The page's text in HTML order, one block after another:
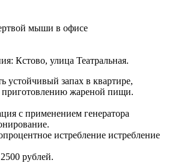
мыши в офисе
Кстово, улица Театральная.
устойчивый запах в квартире,
приготовлению жареной пищи.
с применением генератора
истребление истребление
рублей.